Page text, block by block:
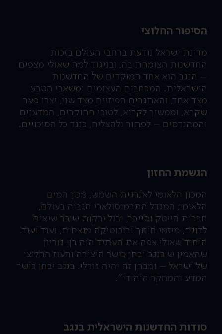
הסיפור החלוצי
מדינת ישראל נודעת ברחבי העולם בזכות
החדשנות הצומחת בה, ובניגוד למה שאולי מצפים
– הנגב הוא אחד המוקדים של החדשנות
הישראלית. המרחבים העצומים ומשאבי הטבע
מצד אחד, והאתגרים הפיזיים מצד שני, יצרו פער
שקרא, וממשיך לקרוא, לטובי החוקרים, המדענים
והמהנדסים – לפתור ולהצליח, כנגד כל הסיכויים.
הגשמת החזון
המכון הלאומי לאנרגית השמש, מכון המים
הלאומי, המגדל התרמוסולארי הגבוה בעולם,
חברות הייטק וסייבר, יבול ירקות שובר שיאים
לדונם, מיזמי חינוך ורובוטיקה מנצחים, ועוד ועוד.
היחיד שאולי צפה את העתיד היה בן-גוריון
שהאמין ש בנגב יבחן כושר היצירה והעוז החלוצי
של ישראל – ומבחן זה יהיה גורלי. בנגב יבחן כושר
המדע והמחקר היהודי".
סודות החדשנות הישראלית בנגב